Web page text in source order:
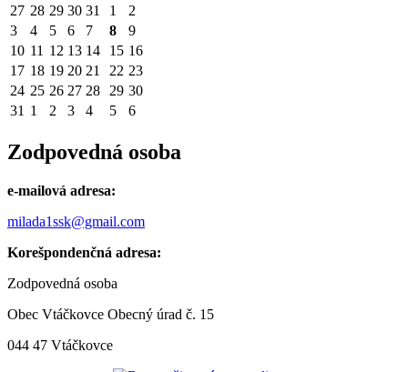
27 28 29 30 31 1
2
3
4 5 6 7 8
9
10 11 12 13 14 15 16
17 18 19 20 21 22 23
24 25 26 27 28 29 30
31 1 2 3 4 5 6
Zodpovedná osoba
e-mailová adresa:
milada1ssk@gmail.com
Korešpondenčná adresa:
Zodpovedná osoba
Obec Vtáčkovce Obecný úrad č. 15
044 47 Vtáčkovce